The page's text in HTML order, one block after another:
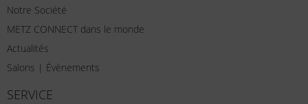
Notre Société
METZ CONNECT dans le monde
Actualités
Salons | Évènements
SERVICE